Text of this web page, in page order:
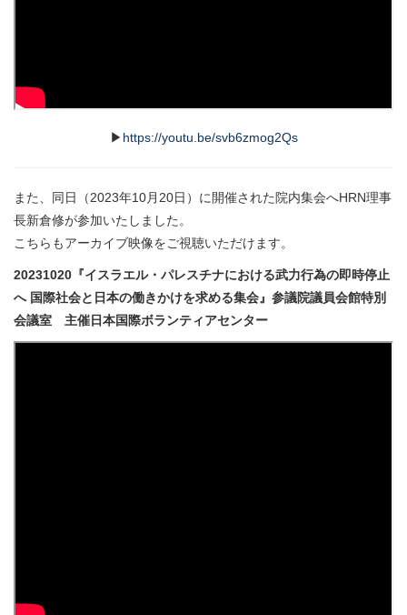
▶ https://youtu.be/svb6zmog2Qs
また、同日（2023年10月20日）に開催された院内集会へHRN理事
長新倉修が参加いたしました。
こちらもアーカイブ映像をご視聴いただけます。
20231020『イスラエル・パレスチナにおける武力行為の即時停止
へ 国際社会と日本の働きかけを求める集会』参議院議員会館特別
会議室 主催日本国際ボランティアセンター